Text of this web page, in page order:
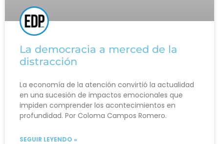
La democracia a merced de la
distracción
La economía de la atención convirtió la actualidad
en una sucesión de impactos emocionales que
impiden comprender los acontecimientos en
profundidad. Por Coloma Campos Romero.
SEGUIR LEYENDO »